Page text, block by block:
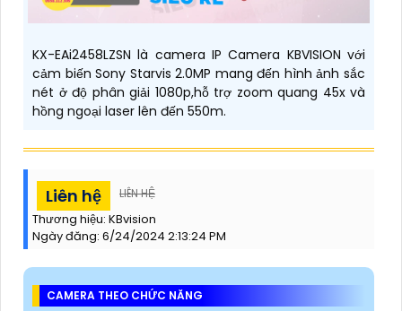
KX-EAi2458LZSN là camera IP Camera KBVISION với
cảm biến Sony Starvis 2.0MP mang đến hình ảnh sắc
nét ở độ phân giải 1080p,hỗ trợ zoom quang 45x và
hồng ngoại laser lên đến 550m.
Liên hệ LIÊN HỆ
Thương hiệu: KBvision
Ngày đăng: 6/24/2024 2:13:24 PM
CAMERA THEO CHỨC NĂNG